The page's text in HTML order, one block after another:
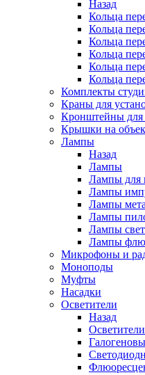
Назад
Кольца
Кольца
Кольца
Кольца
Кольца
Кольца
Комплекты
Краны для
Кронштейны для
Крышки на
Лампы
Назад
Лампы
Лампы для
Лампы
Лампы
Лампы
Лампы
Лампы
Микрофоны и
Моноподы
Муфты
Насадки
Осветители
Назад
Осветители